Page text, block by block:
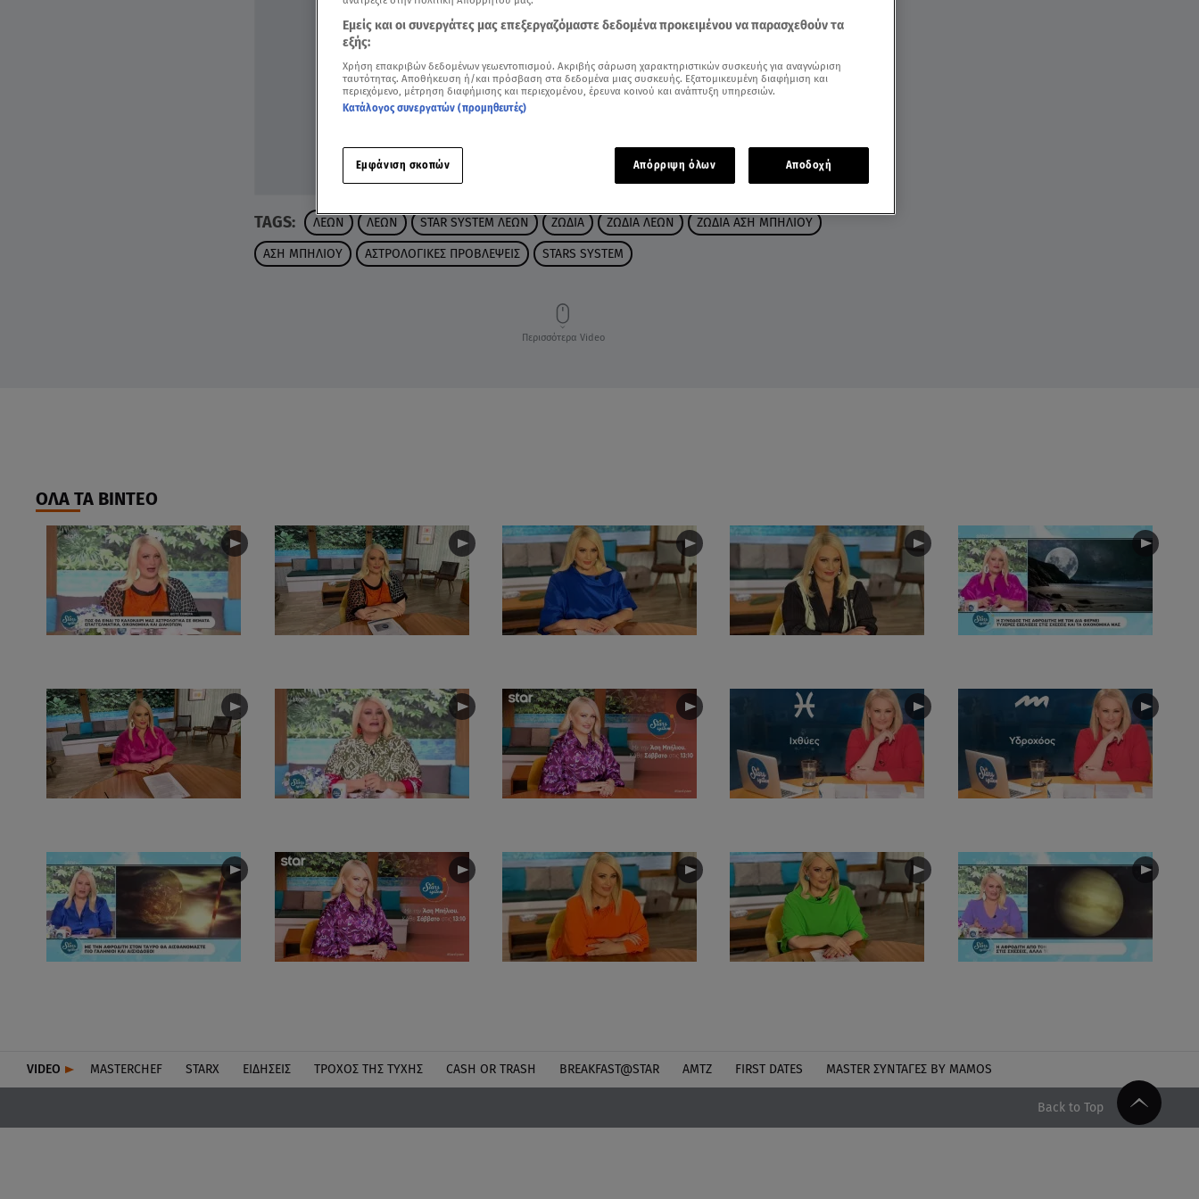
TAGS: ΛΕΩΝ ΛΕΩΝ STAR SYSTEM ΛΕΩΝ ΖΩΔΙΑ ΖΩΔΙΑ ΛΕΩΝ ΖΩΔΙΑ ΑΣΗ ΜΠΗΛΙΟΥ
ΑΣΗ ΜΠΗΛΙΟΥ ΑΣΤΡΟΛΟΓΙΚΕΣ ΠΡΟΒΛΕΨΕΙΣ STARS SYSTEM
Περισσότερα Video
ΟΛΑ ΤΑ ΒΙΝΤΕΟ
VIDEO MASTERCHEF STARX ΕΙΔΉΣΕΙΣ ΤΡΟΧΌΣ ΤΗΣ ΤΎΧΗΣ CASH OR TRASH BREAKFAST@STAR ΑΜΤΖ FIRST DATES MASTER ΣΥΝΤΑΓΈΣ BY MAMOS
Back to Top
Εμείς και οι συνεργάτες μας επεξεργαζόμαστε δεδομένα προκειμένου να παρασχεθούν τα
εξής:
Χρήση επακριβών δεδομένων γεωεντοπισμού. Ακριβής σάρωση χαρακτηριστικών συσκευής για αναγνώριση
ταυτότητας. Αποθήκευση ή/και πρόσβαση στα δεδομένα μιας συσκευής. Εξατομικευμένη διαφήμιση και
περιεχόμενο, μέτρηση διαφήμισης και περιεχομένου, έρευνα κοινού και ανάπτυξη υπηρεσιών.
Κατάλογος συνεργατών (προμηθευτές)
Εμφάνιση σκοπών Απόρριψη όλων Αποδοχή